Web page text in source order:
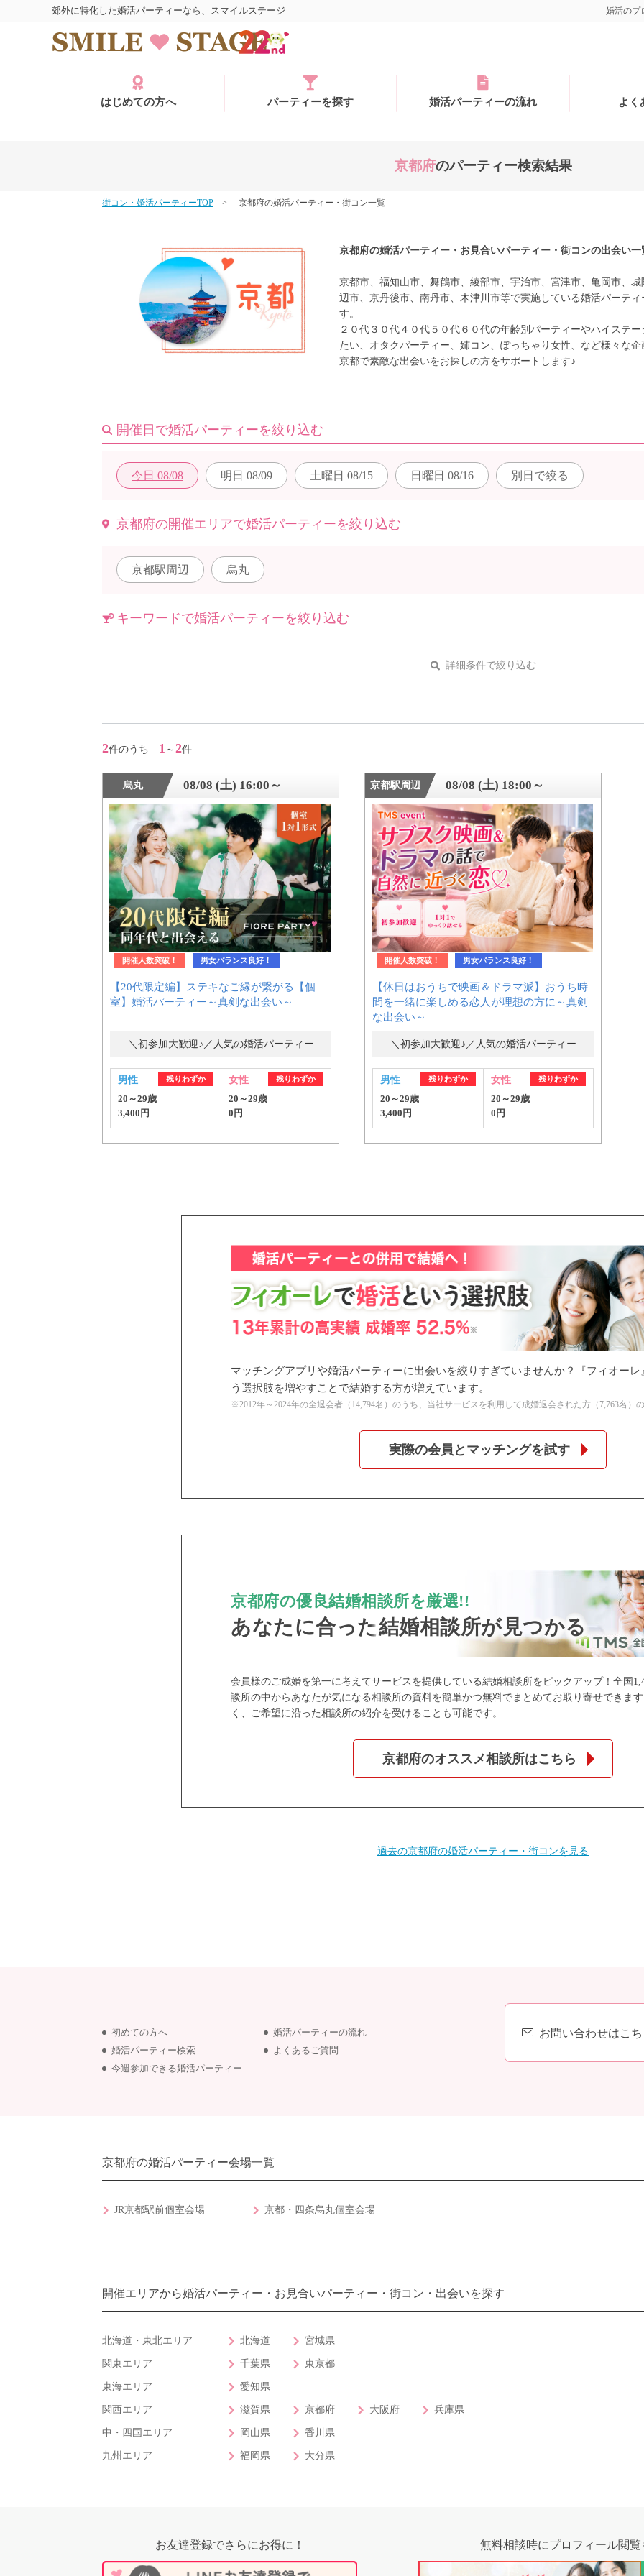
はじめての方へ
今週の婚活パーティー
よくあるご質問
個人情報保護方針 launch
子どもの安全基準に関するポリシー launch
公式アカウントで最新情報を配信中！
おすすめの優良結婚相談所
個人情報保護のため
プライバシーマークを
取得しております
郊外に特化した婚活パーティーなら、スマイルステージ 婚活のプ
はじめての方へ パーティーを探す 婚活パーティーの流れ よく
京都府のパーティー検索結果
街コン・婚活パーティーTOP 京都府の婚活パーティー・街コン一覧
京都府の婚活パーティー・お見合いパーティー・街コンの出会い
京都市、福知山市、舞鶴市、綾部市、宇治市、宮津市、亀岡市、
辺市、京丹後市、南丹市、木津川市等で実施している婚活パーテ
す。
２０代３０代４０代５０代６０代の年齢別パーティーやハイステ
たい、オタクパーティー、姉コン、ぽっちゃり女性、など様々な
京都で素敵な出会いをお探しの方をサポートします♪
開催日で婚活パーティーを絞り込む
今日 08/08 明日 08/09 土曜日 08/15 日曜日 08/16 別日で絞る
京都府の開催エリアで婚活パーティーを絞り込む
京都駅周辺 烏丸
キーワードで婚活パーティーを絞り込む
詳細条件で絞り込む
2件のうち 1 ～ 2件
烏丸 08/08 (土) 16:00～
開催人数突破！ 男女バランス良好！
【20代限定編】ステキなご縁が繋がる【個
室】婚活パーティー～真剣な出会い～
＼初参加大歓迎♪／人気の婚活パーティー・街コン
男性 残りわずか
20～29歳
3,400円
女性 残りわずか
20～29歳
0円
京都駅周辺 08/08 (土) 18:00～
開催人数突破！ 男女バランス良好！
【休日はおうちで映画＆ドラマ派】おうち時
間を一緒に楽しめる恋人が理想の方に～真剣
な出会い～
＼初参加大歓迎♪／人気の婚活パーティー・街コン
男性 残りわずか
20～29歳
3,400円
女性 残りわずか
20～29歳
0円
マッチングアプリや婚活パーティーに出会いを絞りすぎていませんか？『フィオー
う選択肢を増やすことで結婚する方が増えています。
※2012年～2024年の全退会者（14,794名）のうち、当社サービスを利用して成婚退会された方（7,763名）
実際の会員とマッチングを試す
京都府の優良結婚相談所を厳選!!
あなたに合った結婚相談所が見つかる
会員様のご成婚を第一に考えてサービスを提供している結婚相談所をピックアップ！全国
談所の中からあなたが気になる相談所の資料を簡単かつ無料でまとめてお取り寄せできま
く、ご希望に沿った相談所の紹介を受けることも可能です。
京都府のオススメ相談所はこちら
過去の京都府の婚活パーティー・街コンを見る
お問い合わせはこ
初めての方へ
婚活パーティーの流れ
婚活パーティー検索
よくあるご質問
今週参加できる婚活パーティー
京都府の婚活パーティー会場一覧
JR京都駅前個室会場 京都・四条烏丸個室会場
開催エリアから婚活パーティー・お見合いパーティー・街コン・出会いを探す
北海道・東北エリア 北海道 宮城県
関東エリア 千葉県 東京都
東海エリア 愛知県
関西エリア 滋賀県 京都府 大阪府 兵庫県
中・四国エリア 岡山県 香川県
九州エリア 福岡県 大分県
お友達登録でさらにお得に！ 無料相談時にプロフィール閲覧